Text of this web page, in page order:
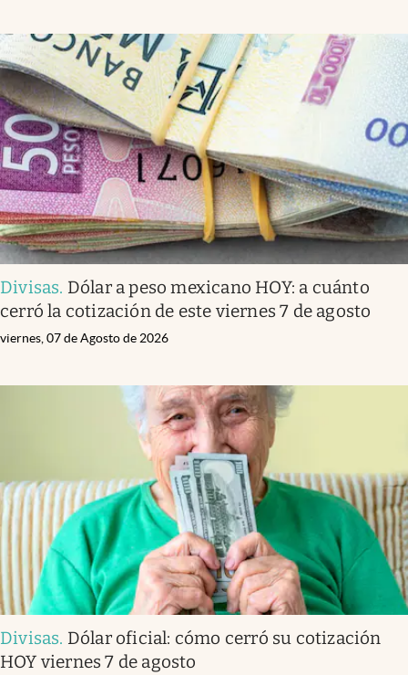
Divisas. Dólar a peso mexicano HOY: a cuánto
cerró la cotización de este viernes 7 de agosto
viernes, 07 de Agosto de 2026
Divisas. Dólar oficial: cómo cerró su cotización
HOY viernes 7 de agosto